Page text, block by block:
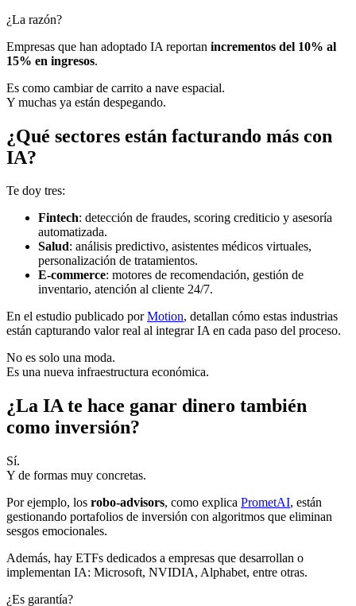
¿La razón?
Empresas que han adoptado IA reportan incrementos del 10% al
15% en ingresos.
Es como cambiar de carrito a nave espacial.
Y muchas ya están despegando.
¿Qué sectores están facturando más con
IA?
Te doy tres:
Fintech: detección de fraudes, scoring crediticio y asesoría
automatizada.
Salud: análisis predictivo, asistentes médicos virtuales,
personalización de tratamientos.
E-commerce: motores de recomendación, gestión de
inventario, atención al cliente 24/7.
En el estudio publicado porMotion, detallan cómo estas industrias
están capturando valor real al integrar IA en cada paso del proceso.
No es solo una moda.
Es una nueva infraestructura económica.
¿La IA te hace ganar dinero también
como inversión?
Sí.
Y de formas muy concretas.
Por ejemplo, los robo-advisors, como explica PrometAI, están
gestionando portafolios de inversión con algoritmos que eliminan
sesgos emocionales.
Además, hay ETFs dedicados a empresas que desarrollan o
implementan IA: Microsoft, NVIDIA, Alphabet, entre otras.
¿Es garantía?